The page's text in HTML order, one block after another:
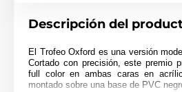
Descripción del
El Trofeo Oxford es una versión
Cortado con precisión, este premio
full color en ambas caras en
montado sobre una base de PVC